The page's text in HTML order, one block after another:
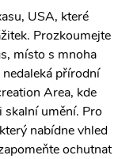
USA, které
Prozkoumejte
místo s mnoha
přírodní
Area, kde
skalní umění. Pro
nabídne vhled
ochutnat